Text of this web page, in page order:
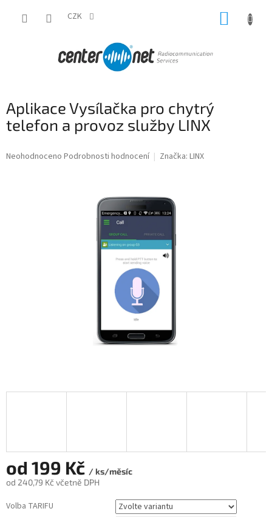
CZK
Aplikace Vysílačka pro chytrý
telefon a provoz služby LINX
Průměrné
Neohodnoceno Podrobnosti hodnocení Značka: LINX
od 199 Kč / ks/měsíc
od 240,79 Kč včetně DPH
cena:
Volba TARIFU